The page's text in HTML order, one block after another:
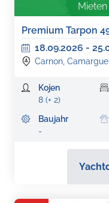
Premium Tarpon
18.09.2026 -
Carnon, Camargue
Kojen
8 (+ 2)
Baujahr
-